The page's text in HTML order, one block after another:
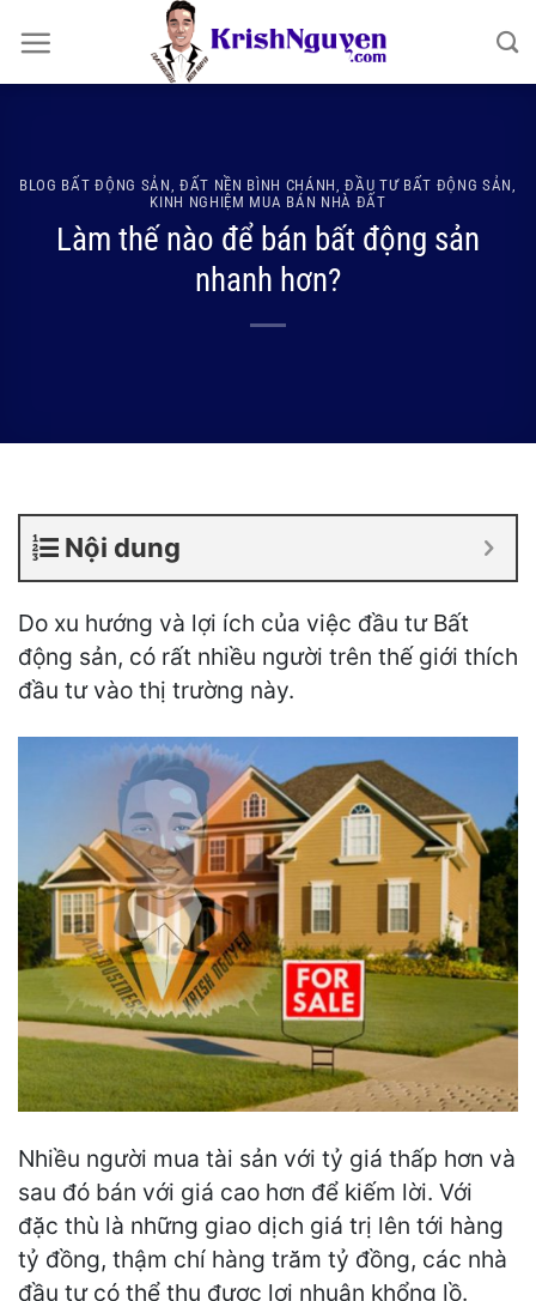
qua
nội
BLOG BẤT ĐỘNG SẢN ĐẤT NỀN BÌNH CHÁNH ,ĐẦU TƯ BẤT ĐỘNG SẢN
KINH NGHIỆM MUA BÁN NHÀ ĐẤT
Làm thế nào để bán bất động sản
nhanh hơn?
Nội dung
Do xu hướng và lợi ích của việc đầu tư Bất
động sản, có rất nhiều người trên thế giới thích
đầu tư vào thị trường này.
Nhiều người mua tài sản với tỷ giá thấp hơn và
sau đó bán với giá cao hơn để kiếm lời. Với
đặc thù là những giao dịch giá trị lên tới hàng
tỷ đồng, thậm chí hàng trăm tỷ đồng, các nhà
đầu tư có thể thu được lợi nhuận khổng lồ.